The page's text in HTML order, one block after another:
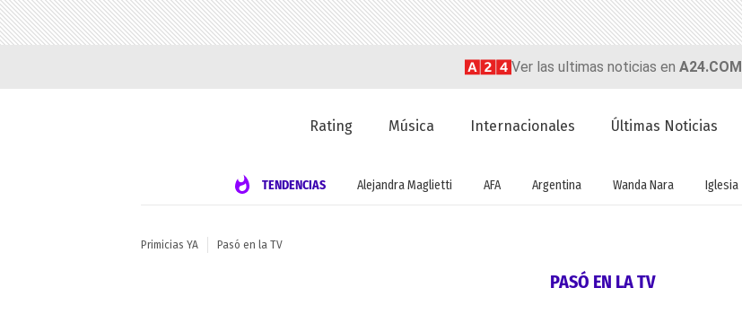
Ver las ultimas noticias en A24.COM
Rating Música Internacionales Últimas Noticias
TENDENCIAS Alejandra Maglietti AFA Argentina Wanda Nara Iglesia
Primicias YA Pasó en la TV
PASÓ EN LA TV